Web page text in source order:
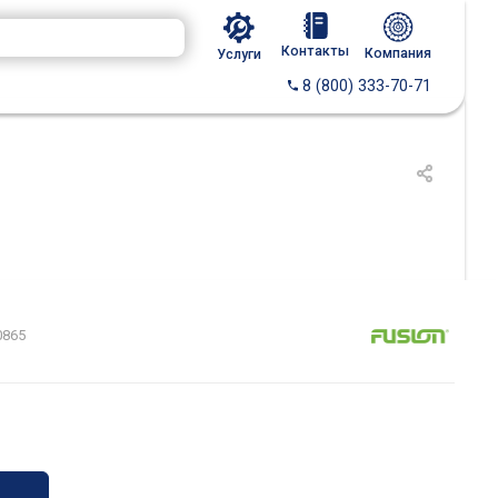
Услуги Контакты Компания
8 (800) 333-70-71